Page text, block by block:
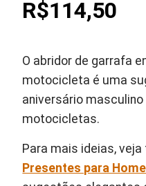
R$114,50
O abridor de garrafa
motocicleta é uma
aniversário
motocicletas.
Para mais ideias,
Presentes para